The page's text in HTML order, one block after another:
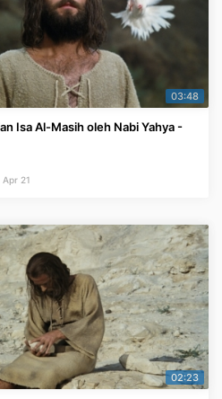
03:48
Isa Al-Masih oleh Nabi Yahya -
Apr 21
02:23